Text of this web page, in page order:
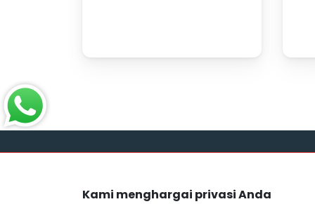
Mocil.id by DSF dikembangkan sebagai
Kami menghargai privasi Anda